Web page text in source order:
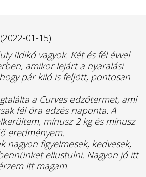
(2022-01-15)
Ildikó vagyok. Két és fél évvel
amikor lejárt a nyaralási
pár kiló is feljött, pontosan
a Curves edzőtermet, ami
fél óra edzés naponta. A
mínusz 2 kg és mínusz
eredményem.
nagyon figyelmesek, kedvesek,
ellustulni. Nagyon jó itt
itt magam.